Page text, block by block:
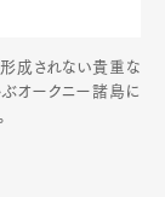
成されない貴重な
ークニー諸島に